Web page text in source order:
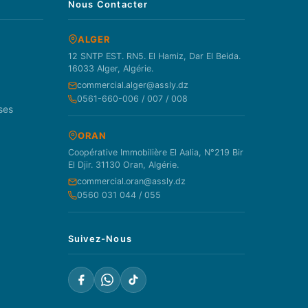
Nous Contacter
ALGER
12 SNTP EST. RN5. El Hamiz, Dar El Beida.
16033 Alger, Algérie.
commercial.alger@assly.dz
0561-660-006 / 007 / 008
ORAN
Coopérative Immobilière El Aalia, N°219 Bir
El Djir. 31130 Oran, Algérie.
commercial.oran@assly.dz
0560 031 044 / 055
Suivez-Nous